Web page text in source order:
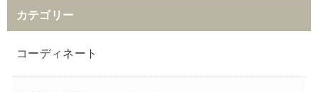
カテゴリー
コーディネート